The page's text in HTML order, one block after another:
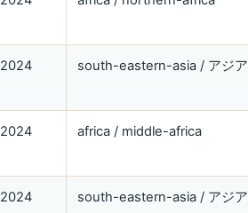
2024 south-eastern-asia / アジア
2024 africa / middle-africa
2024 south-eastern-asia / アジア